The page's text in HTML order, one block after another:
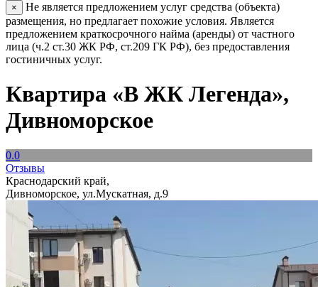
×
Не является предложением услуг средства (объекта)
размещения, но предлагает похожие условия. Является
предложением краткосрочного найма (аренды) от частного
лица (ч.2 ст.30 ЖК РФ, ст.209 ГК РФ), без предоставления
гостиничных услуг.
Квартира «В ЖК Легенда»,
Дивноморское
0.0
Отзывы
Краснодарский край,
Дивноморское, ул.Мускатная, д.9